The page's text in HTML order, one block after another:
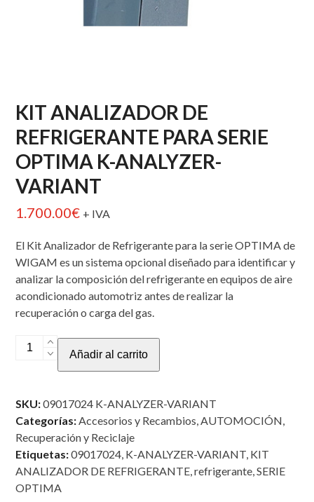
KIT ANALIZADOR DE
REFRIGERANTE PARA SERIE
OPTIMA K-ANALYZER-
VARIANT
1.700.00€ + IVA
El Kit Analizador de Refrigerante para la serie OPTIMA de
WIGAM es un sistema opcional diseñado para identificar y
analizar la composición del refrigerante en equipos de aire
acondicionado automotriz antes de realizar la
recuperación o carga del gas.
KIT
ANALIZADOR
PARA
SERIE
OPTIMA
K-
ANALYZER-
VARIANT
Añadir al carrito
SKU:09017024 K-ANALYZER-VARIANT
Categorías:Accesorios y Recambios,AUTOMOCIÓN,
Recuperación y Reciclaje
Etiquetas:09017024, K-ANALYZER-VARIANT, KIT
ANALIZADOR DE REFRIGERANTE,refrigerante,SERIE
OPTIMA